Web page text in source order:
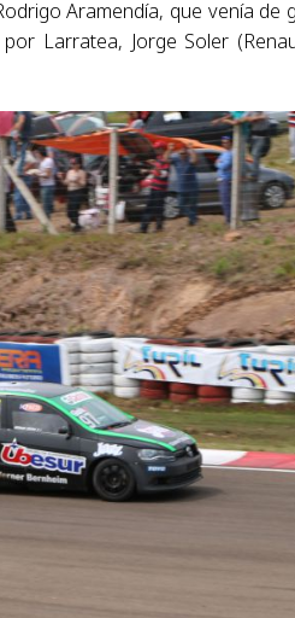
Aramendía, que venía de
Larratea, Jorge Soler